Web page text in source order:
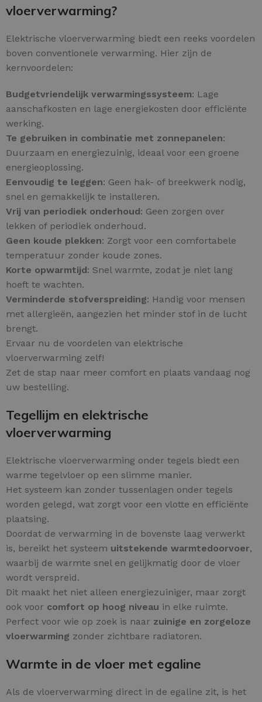
vloerverwarming?
Elektrische vloerverwarming biedt een reeks voordelen
boven conventionele verwarming. Hier zijn de
kernvoordelen:
Budgetvriendelijk verwarmingssysteem: Lage
aanschafkosten en lage energiekosten door efficiënte
werking.
Te gebruiken in combinatie met zonnepanelen:
Duurzaam en energiezuinig, ideaal voor een groene
energieoplossing.
Eenvoudig te leggen: Geen hak- of breekwerk nodig,
snel en gemakkelijk te installeren.
Vrij van periodiek onderhoud: Geen zorgen over
lekken of periodiek onderhoud.
Geen koude plekken: Zorgt voor een comfortabele
temperatuur zonder koude zones.
Korte opwarmtijd: Snel warmte, zodat je niet lang
hoeft te wachten.
Verminderde stofverspreiding: Handig voor mensen
met allergieën, aangezien het minder stof in de lucht
brengt.
Ervaar nu de voordelen van elektrische
vloerverwarming zelf!
Zet de stap naar meer comfort en plaats vandaag nog
uw bestelling.
Tegellijm en elektrische
vloerverwarming
Elektrische vloerverwarming onder tegels biedt een
warme tegelvloer op een slimme manier.
Het systeem kan zonder tussenlagen onder tegels
worden gelegd, wat zorgt voor een vlotte en efficiënte
plaatsing.
Doordat de verwarming in de bovenste laag verwerkt
is, bereikt het systeem uitstekende warmtedoorvoer,
waarbij de warmte snel en gelijkmatig door de vloer
wordt verspreid.
Dit maakt het niet alleen energiezuiniger, maar zorgt
ook voor comfort op hoog niveau in elke ruimte.
Perfect voor wie op zoek is naar zuinige en zorgeloze
vloerwarming zonder zichtbare radiatoren.
Warmte in de vloer met egaline
Als de vloerverwarming direct in de egaline zit, is het